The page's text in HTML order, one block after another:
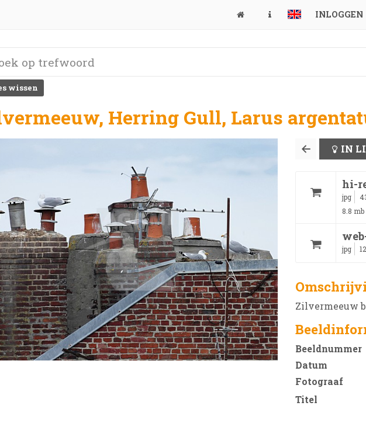
INLOGGEN
wissen
Herring Gull, Larus
IN
hi-
jpg
8.8 mb
jpg
Zilvermeeuw
Beeldnummer
Datum
Fotograaf
Titel